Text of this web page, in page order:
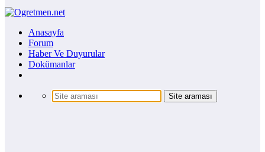
Anasayfa
Forum
Haber Ve Duyurular
Dokümanlar